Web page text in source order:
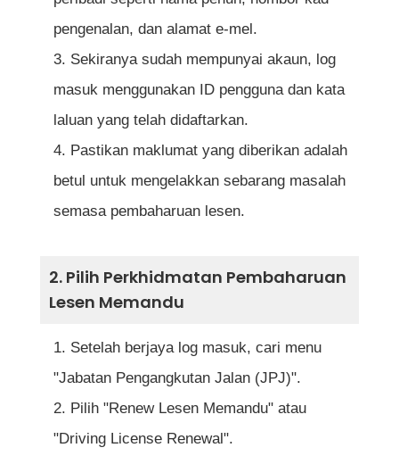
pengenalan, dan alamat e-mel.
Sekiranya sudah mempunyai akaun, log
masuk menggunakan ID pengguna dan kata
laluan yang telah didaftarkan.
Pastikan maklumat yang diberikan adalah
betul untuk mengelakkan sebarang masalah
semasa pembaharuan lesen.
2. Pilih Perkhidmatan Pembaharuan
Lesen Memandu
Setelah berjaya log masuk, cari menu
"Jabatan Pengangkutan Jalan (JPJ)".
Pilih "Renew Lesen Memandu" atau
"Driving License Renewal".